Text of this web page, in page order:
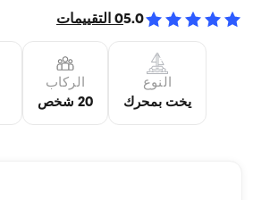
5.0
0 التقييمات
النوع
يخت بمحرك
الركاب
20 شخص